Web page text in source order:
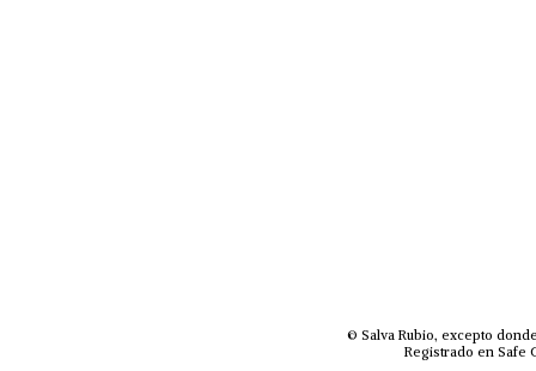
© Salva Rubio, excepto
Registrado en Safe